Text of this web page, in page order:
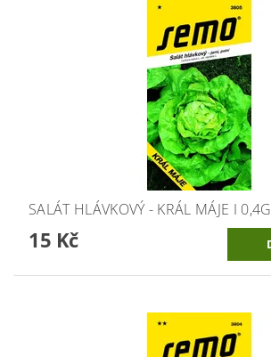
SALÁT HLÁVKOVÝ - KRÁL MÁJE I 0,4G
15 Kč